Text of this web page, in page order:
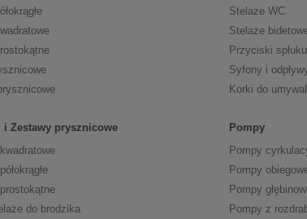
i Zestawy prysznicowe
do brodzika
Stelaże WC
Stelaże
Przyciski
Syfony i
Korki do
Pompy
Pompy
Pompy
Pompy
Pompy z